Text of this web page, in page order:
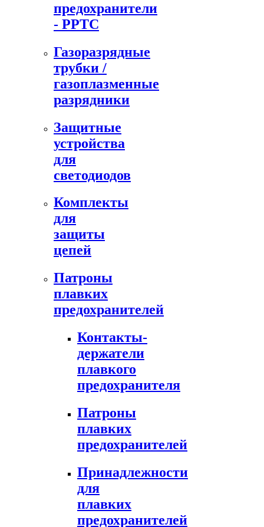
предохранители
- PPTC
Газоразрядные
трубки /
газоплазменные
разрядники
Защитные
устройства
для
светодиодов
Комплекты
для
защиты
цепей
Патроны
плавких
предохранителей
Контакты-
держатели
плавкого
предохранителя
Патроны
плавких
предохранителей
Принадлежности
для
плавких
предохранителей